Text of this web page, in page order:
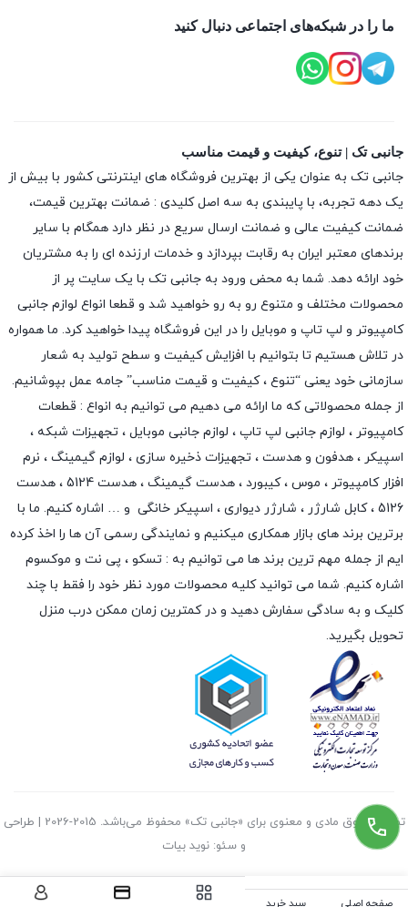
ما را در شبکه‌های اجتماعی دنبال کنید
جانبی تک | تنوع، کیفیت و قیمت مناسب
جانبی تک به عنوان یکی از بهترین فروشگاه های اینترنتی کشور با بیش از
یک دهه تجربه، با پایبندی به سه اصل کلیدی : ضمانت بهترین قیمت،
ضمانت کیفیت عالی و ضمانت ارسال سریع در نظر دارد همگام با سایر
برندهای معتبر ایران به رقابت بپردازد و خدمات ارزنده ای را به مشتریان
خود ارائه دهد. شما به محض ورود به جانبی تک با یک سایت پر از
محصولات مختلف و متنوع رو به رو خواهید شد و قطعا انواع لوازم جانبی
کامپیوتر و لپ تاپ و موبایل را در این فروشگاه پیدا خواهید کرد. ما همواره
در تلاش هستیم تا بتوانیم با افزایش کیفیت و سطح تولید به شعار
سازمانی خود یعنی “تنوع ، کیفیت و قیمت مناسب” جامه عمل بپوشانیم.
از جمله محصولاتی که ما ارائه می دهیم می توانیم به انواع : قطعات
کامپیوتر ، لوازم جانبی لپ تاپ ، لوازم جانبی موبایل ، تجهیزات شبکه ،
اسپیکر ، هدفون و هدست ، تجهیزات ذخیره سازی ، لوازم گیمینگ ، نرم
افزار کامپیوتر ، موس ،کیبورد ، هدست گیمینگ
، هدست 5124 ، هدست
5126 ،
کابل شارژر ، شارژر دیواری ، اسپیکر خانگی و … اشاره کنیم. ما با
برترین برند های بازار همکاری میکنیم و نمایندگی رسمی آن ها را اخذ کرده
ایم از جمله مهم ترین برند ها می توانیم به : تسکو ، پی نت و موکسوم
اشاره کنیم. شما می توانید کلیه محصولات مورد نظر خود را فقط با چند
کلیک و به سادگی سفارش دهید و در کمترین زمان ممکن درب منزل
تحویل بگیرید.
تمامی حقوق مادی و معنوی برای «جانبی تک» محفوظ می‌باشد. 2015-2026 | طراحی
و سئو: نوید بیات
صفحه اصلی سبد خرید